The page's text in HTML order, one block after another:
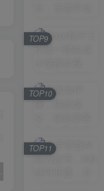
TOP9
TOP10
TOP11